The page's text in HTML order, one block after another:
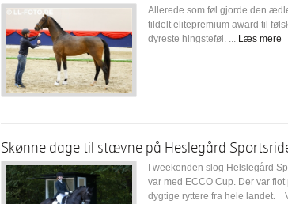
Allerede som føl gjorde den
tildelt elitepremium award til
dyreste hingsteføl. ... Læs mere
Skønne dage til stævne på Heslegård
I weekenden slog Helslegård
var med ECCO Cup. Der var
dygtige ryttere fra hele landet.